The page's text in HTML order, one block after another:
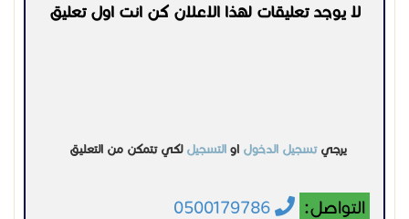
لا يوجد تعليقات لهذا الاعلان كن انت اول تعليق
يرجيتسجيل الدخول او التسجيل لكي تتمكن من التعليق
التواصل: 0500179786